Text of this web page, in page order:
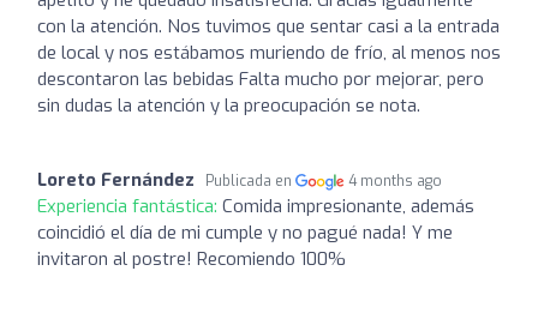
con la atención. Nos tuvimos que sentar casi a la entrada
de local y nos estábamos muriendo de frío, al menos nos
descontaron las bebidas Falta mucho por mejorar, pero
sin dudas la atención y la preocupación se nota.
Loreto Fernández Publicada en 4 months ago
Experiencia fantástica: Comida impresionante, además
coincidió el día de mi cumple y no pagué nada! Y me
invitaron al postre! Recomiendo 100%